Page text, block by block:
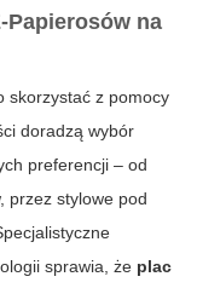
Papierosów na
skorzystać z pomocy
doradzą wybór
preferencji – od
przez stylowe pod
sprawia, że plac